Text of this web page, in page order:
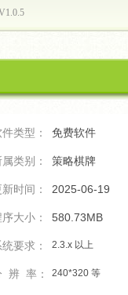
类型： 免费软件
属类别： 策略棋牌
时间： 2025-06-19
大小： 580.73MB
统要求： 2.3.x 以上
辨 率： 240*320 等